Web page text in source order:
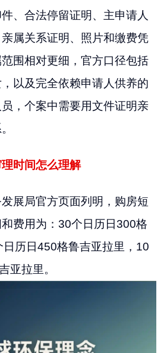
、合法停留证明、主申请人
属关系证明、照片和缴费凭
围相对更细，官方口径包括
以及完全依赖申请人供养的
，个案中需要用文件证明亲
时间怎么理解
展局官方页面列明，购房短
费用为：30个日历日300格
历日450格鲁吉亚拉里，10
亚拉里。